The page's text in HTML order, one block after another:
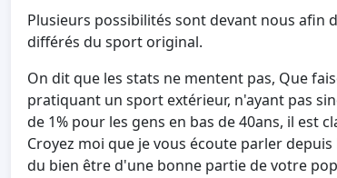
Plusieurs possibilités sont devant nous
différés du sport original.
On dit que les stats ne mentent pas, Que
pratiquant un sport extérieur, n'ayant pas
de 1% pour les gens en bas de 40ans, il est
Croyez moi que je vous écoute parler
du bien être d'une bonne partie de votre